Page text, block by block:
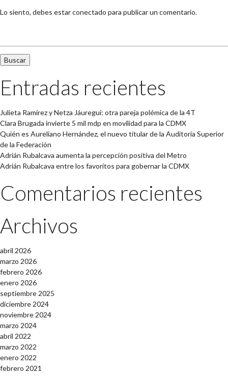
Lo siento, debes estarconectado para publicar un comentario.
Entradas recientes
Julieta Ramírez y Netza Jáuregui: otra pareja polémica de la 4T
Clara Brugada invierte 5 mil mdp en movilidad para la CDMX
Quién es Aureliano Hernández, el nuevo titular de la Auditoría Superior
de la Federación
Adrián Rubalcava aumenta la percepción positiva del Metro
Adrián Rubalcava entre los favoritos para gobernar la CDMX
Comentarios recientes
Archivos
abril 2026
marzo 2026
febrero 2026
enero 2026
septiembre 2025
diciembre 2024
noviembre 2024
marzo 2024
abril 2022
marzo 2022
enero 2022
febrero 2021